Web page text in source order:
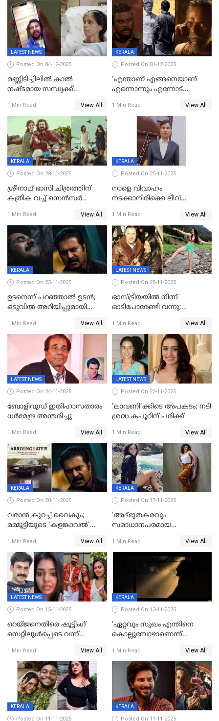
LATEST NEWS
Posted On 04-12-2025
മണ്ണിടിച്ചിലിൽ കാല്‍
നഷ്ടമായ സന്ധ്യക്ക്
വീഡിയോകോൾ;
കൃത്രിമക്കാല്‍ നല്‍കാമെന്ന്
താരം, വീട്
നിര്‍മിക്കുന്നതിനുള്ള
ഇടപെടലും നടത്തും
1 Min Read View All
KERALA
Posted On 01-12-2025
'എന്താണ് എങ്ങനെയാണ്
എന്നൊന്നും എന്നോട്
താനുമുണ്ടെന്ന് വിനായകൻ
1 Min Read View All
KERALA
Posted On 28-11-2025
ശ്രീനാഥ് ഭാസി ചിത്രത്തിന്
കത്രിക വച്ച് സെൻസർ
മാറ്റണം';പൊങ്കാല റിലീസ് മാറ്റി
1 Min Read View All
KERALA
Posted On 25-11-2025
നാളെ വിവാഹം
നടക്കാനിരിക്കെ ലീവ്
സൂപ്പർവൈസർ
ജീവനൊടുക്കി
1 Min Read View All
KERALA
Posted On 25-11-2025
ഉടനെന്ന് പറഞ്ഞാൽ ഉടൻ;
ഒടുവിൽ അറിയിപ്പുമായി
റിലീസ് തീയതി പുറത്ത്
1 Min Read View All
LATEST NEWS
Posted On 25-11-2025
ഓസ്ട്രിയയിൽ നിന്ന്
ഓടിപോരേണ്ടി വന്നു;
ശാരീരികമായും ഉപദ്രവിച്ചു;
ഭർത്താവിനെതിരെ 50 കോടി
രൂപ നഷ്ടപരിഹാരം
ആവശ്യപ്പെട്ട് മുൻ മിസ് ഇന്ത്യ
1 Min Read View All
LATEST NEWS
Posted On 24-11-2025
ബോളിവുഡ് ഇതിഹാസതാരം
ധർമേന്ദ്ര അന്തരിച്ചു
1 Min Read View All
LATEST NEWS
Posted On 22-11-2025
'ലാവണി'ക്കിടെ അപകടം; നടി
ശ്രദ്ധ കപൂറിന് പരിക്ക്
1 Min Read View All
KERALA
Posted On 20-11-2025
വരാൻ കുറച്ച് വൈകും;
മമ്മൂട്ടിയുടെ 'കളങ്കാവൽ'
1 Min Read View All
KERALA
Posted On 17-11-2025
'അദ്‌ഭുതകരവും
സമാധാനപരമായ
വിവാഹമോചിതയായെന്ന് മീര
വാസുദേവൻ
1 Min Read View All
LATEST NEWS
Posted On 15-11-2025
റെയ്ജനെതിരെ ഷൂട്ടിംഗ്
സെറ്റിലുൾപ്പെടെ വന്ന്
ബിയര്‍ കുപ്പി തലയ്ക്ക് അടിച്ച്
പൊട്ടിക്കുമെന്ന്
ഭീഷണി;അശ്ലീല
മെസേജുകളും വെളിപ്പെടുത്തി
മൃദുല വിജയ്
1 Min Read View All
KERALA
Posted On 13-11-2025
‘ഏറ്റവും സുഖം എന്തിനെ
കൊല്ലുമ്പോഴാണെന്ന്
വില്ലത്തരത്തിന്റെ അങ്ങേയറ്റം;
മമ്മൂട്ടി മാജിക്ക്, കളങ്കാവല്‍
ട്രെയിലര്‍ പുറത്ത്
1 Min Read View All
KERALA
Posted On 11-11-2025
KERALA
Posted On 11-11-2025